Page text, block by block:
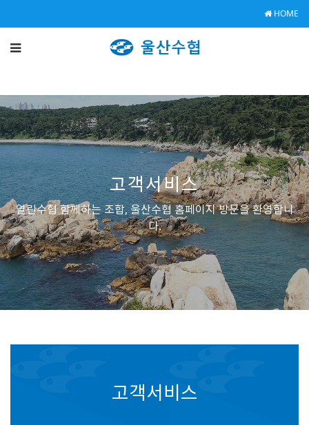
HOME
고객서비스
열린수협 함께하는 조합, 울산수협 홈페이지 방문을 환영합니
다.
고객서비스